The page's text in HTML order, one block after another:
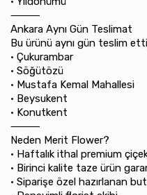
⸻
Ankara Aynı Gün Teslimat
Bu ürünü aynı gün teslim
•⁠ ⁠Çukurambar
•⁠ ⁠Söğütözü
•⁠ ⁠Mustafa Kemal Mahallesi
•⁠ ⁠Beysukent
•⁠ ⁠Konutkent
⸻
Neden Merit Flower?
•⁠ ⁠Haftalık ithal premium
•⁠ ⁠Birinci kalite taze ürün
•⁠ ⁠Siparişe özel hazırlanan